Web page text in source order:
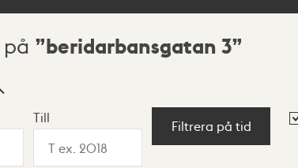
beridarbansgatan 3
Till
Filtrera på tid